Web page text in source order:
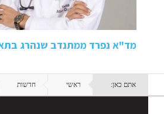
מד"א נפרד ממתנדב שנהרג בתאונה בכביש 80:
אתם כאן: ראשי חדשות